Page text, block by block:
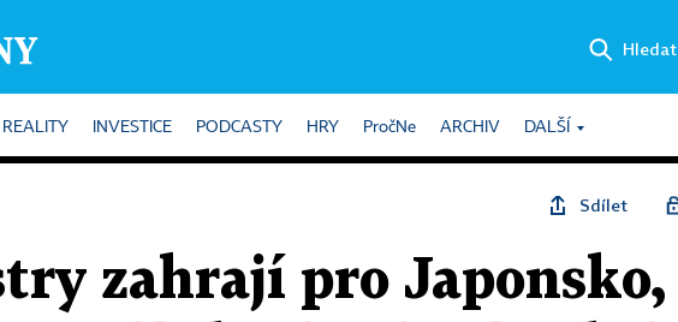
Hledat
REALITY INVESTICE PODCASTY HRY PročNe ARCHIV DALŠÍ
Sdílet
zahrají pro Japonsko,